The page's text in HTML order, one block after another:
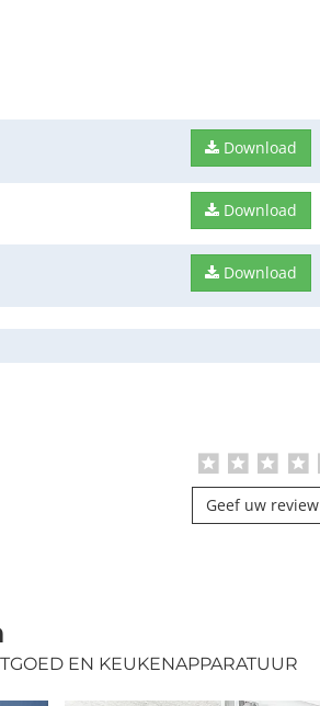
Download
Download
Download
Geef uw review
EN KEUKENAPPARATUUR